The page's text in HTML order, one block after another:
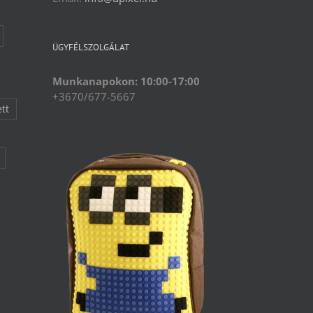
ÜGYFÉLSZOLGÁLAT
Munkanapokon: 10:00-17:00
+3670/677-5667